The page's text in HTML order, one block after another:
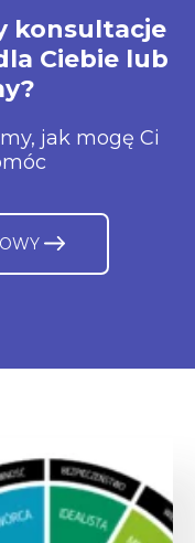
konsultacje
Ciebie lub
jak mogę Ci